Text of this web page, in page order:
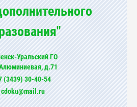
Уральский ГО
д.71
(3439) 30-40-54
cdoku@mail.ru